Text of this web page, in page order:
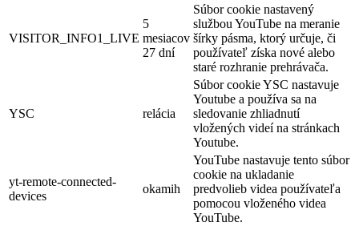
VISITOR_INFO1_LIVE
5
mesiacov
27 dní
Súbor cookie nastavený
službou YouTube na meranie
šírky pásma, ktorý určuje, či
používateľ získa nové alebo
staré rozhranie prehrávača.
YSC relácia
Súbor cookie YSC nastavuje
Youtube a používa sa na
sledovanie zhliadnutí
vložených videí na stránkach
Youtube.
yt-remote-connected-
devices
okamih
YouTube nastavuje tento súbor
cookie na ukladanie
predvolieb videa používateľa
pomocou vloženého videa
YouTube.